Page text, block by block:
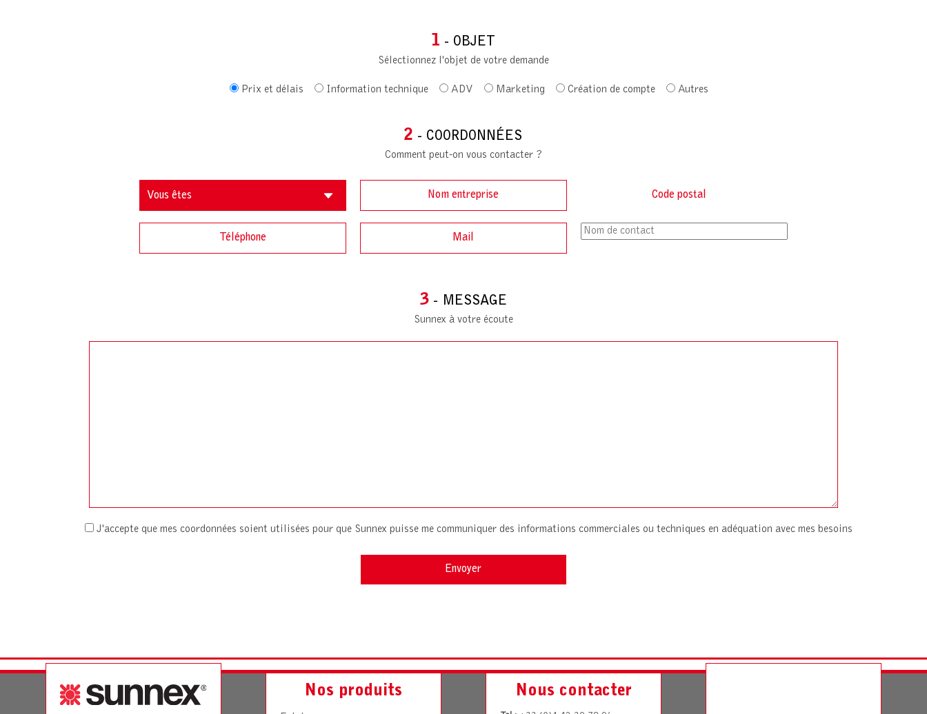
1 - OBJET
Sélectionnez l'objet de votre demande
Prix et délais Information technique ADV Marketing Création de compte Autres
2 - COORDONNÉES
Comment peut-on vous contacter ?
3- MESSAGE
Sunnex à votre écoute
J'accepte que mes coordonnées soient utilisées pour que Sunnex puisse me communiquer des informations commerciales ou techniques en adéquation avec mes besoins
Nos produits Nous contacter